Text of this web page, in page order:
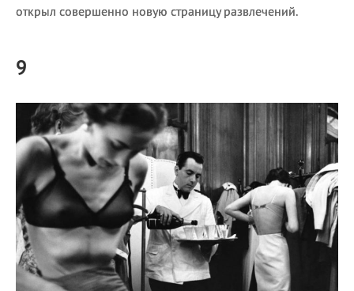
открыл совершенно новую страницу развлечений.
9